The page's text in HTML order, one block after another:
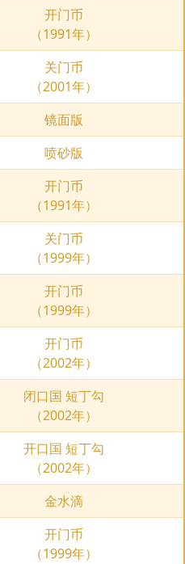
开门币
（1991年）
关门币
（2001年）
镜面版
喷砂版
开门币
（1991年）
关门币
（1999年）
开门币
（1999年）
开门币
（2002年）
闭口国 短丁勾
（2002年）
开口国 短丁勾
（2002年）
金水滴
开门币
（1999年）